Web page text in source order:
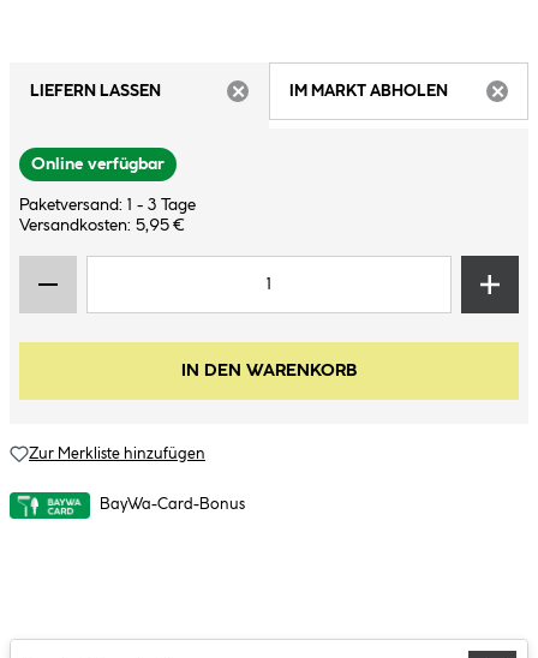
LIEFERN LASSEN
IM MARKT ABHOLEN
Online verfügbar
Paketversand: 1 - 3 Tage
Versandkosten: 5,95 €
IN DEN WARENKORB
Zur Merkliste hinzufügen
BayWa-Card-Bonus